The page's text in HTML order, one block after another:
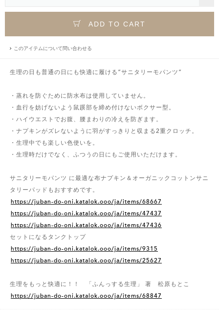
ADD TO CART
このアイテムについて問い合わせる
生理の日も普通の日にも快適に履ける”サニタリーモパンツ”
・蒸れを防ぐために防水布は使用していません。
・血行を妨げないよう鼠蹊部を締め付けないボクサー型。
・ハイウエストでお腹、腰まわりの冷えを防ぎます。
・ナプキンがズレないように羽がすっきりと収まる2重クロッチ。
・生理中でも楽しい色使いを。
・生理時だけでなく、ふつうの日にもご使用いただけます。
サニタリーモパンツ に最適な布ナプキン＆オーガニックコットンサニ
タリーパッドもおすすめです。
https://juban-do-oni.katalok.ooo/ja/items/68667
https://juban-do-oni.katalok.ooo/ja/items/47437
https://juban-do-oni.katalok.ooo/ja/items/47436
セットになるタンクトップ
https://juban-do-oni.katalok.ooo/ja/items/9315
https://juban-do-oni.katalok.ooo/ja/items/25627
生理をもっと快適に！！ 「ふんっする生理」 著 松原もとこ
https://juban-do-oni.katalok.ooo/ja/items/68847